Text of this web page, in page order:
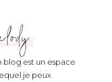
blog est un espace
je peux